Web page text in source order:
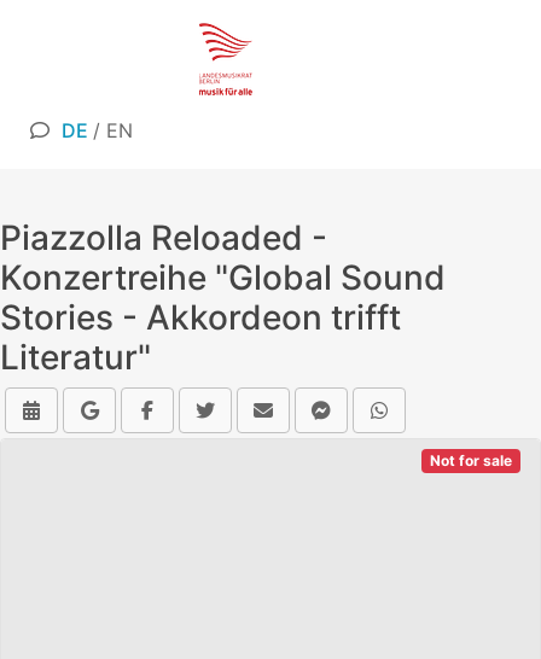
DE / EN
Piazzolla Reloaded -
Konzertreihe "Global Sound
Stories - Akkordeon trifft
Literatur"
Not for sale